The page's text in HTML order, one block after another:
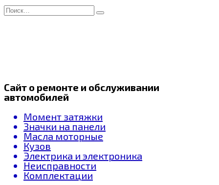
Перейти
к
Search
for:
Сайт о ремонте и обслуживании
автомобилей
Момент затяжки
Значки на панели
Масла моторные
Кузов
Электрика и электроника
Неисправности
Комплектации